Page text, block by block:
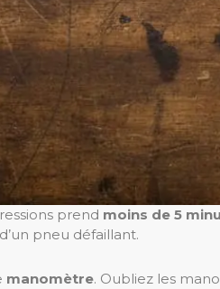
prend moins de 5
pneu défaillant.
manomètre. Oubliez les